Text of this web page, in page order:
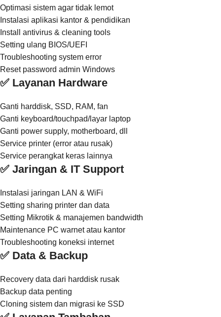
Optimasi sistem agar tidak lemot
Instalasi aplikasi kantor & pendidikan
Install antivirus & cleaning tools
Setting ulang BIOS/UEFI
Troubleshooting system error
Reset password admin Windows
✅ Layanan Hardware
Ganti harddisk, SSD, RAM, fan
Ganti keyboard/touchpad/layar laptop
Ganti power supply, motherboard, dll
Service printer (error atau rusak)
Service perangkat keras lainnya
✅ Jaringan & IT Support
Instalasi jaringan LAN & WiFi
Setting sharing printer dan data
Setting Mikrotik & manajemen bandwidth
Maintenance PC warnet atau kantor
Troubleshooting koneksi internet
✅ Data & Backup
Recovery data dari harddisk rusak
Backup data penting
Cloning sistem dan migrasi ke SSD